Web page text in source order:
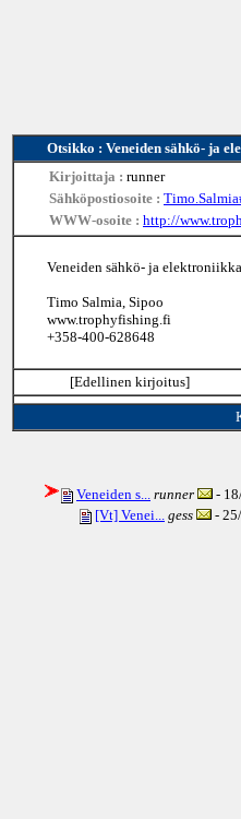
Otsikko : Veneiden sähkö- ja
Kirjoittaja : runner
Sähköpostiosoite :
WWW-osoite : http://
Veneiden sähkö- ja
Timo Salmia, Sipoo
www.trophyfishing.fi
+358-400-628648
[Edellinen kirjoitus]
Veneiden s... runner -
[Vt] Venei... gess -